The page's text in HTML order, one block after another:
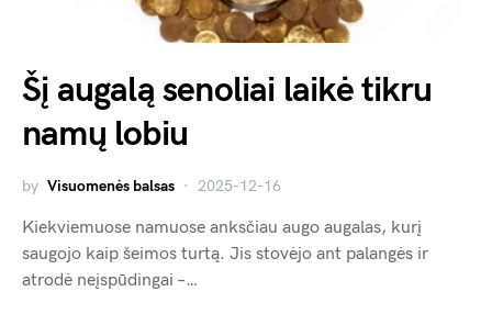
Šį augalą senoliai laikė tikru
namų lobiu
by Visuomenės balsas 2025-12-16
Kiekviemuose namuose anksčiau augo augalas, kurį
saugojo kaip šeimos turtą. Jis stovėjo ant palangės ir
atrodė neįspūdingai –…